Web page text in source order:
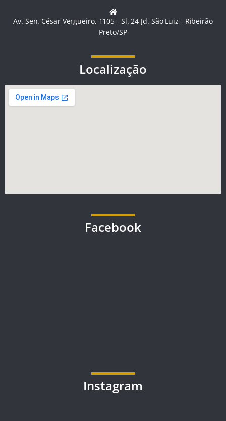
Av. Sen. César Vergueiro, 1105 - Sl. 24 Jd. São Luiz - Ribeirão
Preto/SP
Localização
Facebook
Instagram